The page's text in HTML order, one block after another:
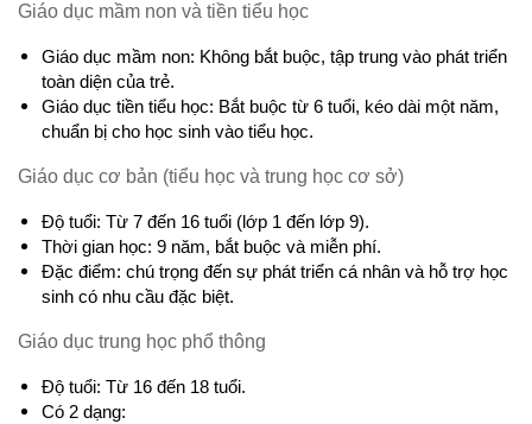
Giáo dục mầm non và tiền tiểu học
Giáo dục mầm non: Không bắt buộc, tập trung vào phát triển
toàn diện của trẻ.
Giáo dục tiền tiểu học: Bắt buộc từ 6 tuổi, kéo dài một năm,
chuẩn bị cho học sinh vào tiểu học.
Giáo dục cơ bản (tiểu học và trung học cơ sở)
Độ tuổi: Từ 7 đến 16 tuổi (lớp 1 đến lớp 9).
Thời gian học: 9 năm, bắt buộc và miễn phí.
Đặc điểm: chú trọng đến sự phát triển cá nhân và hỗ trợ học
sinh có nhu cầu đặc biệt.
Giáo dục trung học phổ thông
Độ tuổi: Từ 16 đến 18 tuổi.
Có 2 dạng: